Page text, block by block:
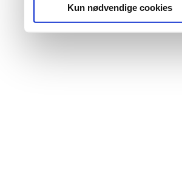
Kun nødvendige cookies